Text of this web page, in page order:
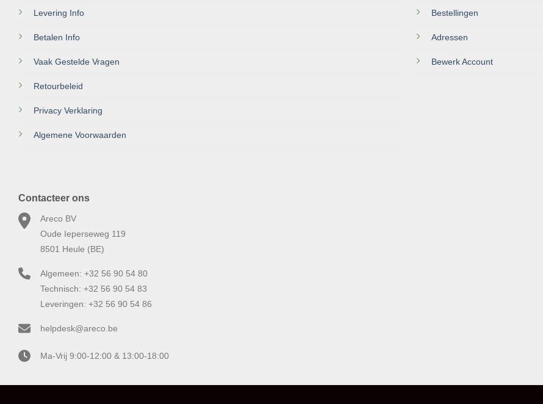
Levering Info
Betalen Info
Vaak Gestelde Vragen
Retourbeleid
Privacy Verklaring
Algemene Voorwaarden
Bestellingen
Adressen
Bewerk Account
Contacteer ons
Areco BV
Oude Ieperseweg 119
8501 Heule (BE)
Algemeen: +32 56 90 54 80
Technisch: +32 56 90 54 83
Leveringen: +32 56 90 54 86
helpdesk@areco.be
Ma-Vrij 9:00-12:00 & 13:00-18:00